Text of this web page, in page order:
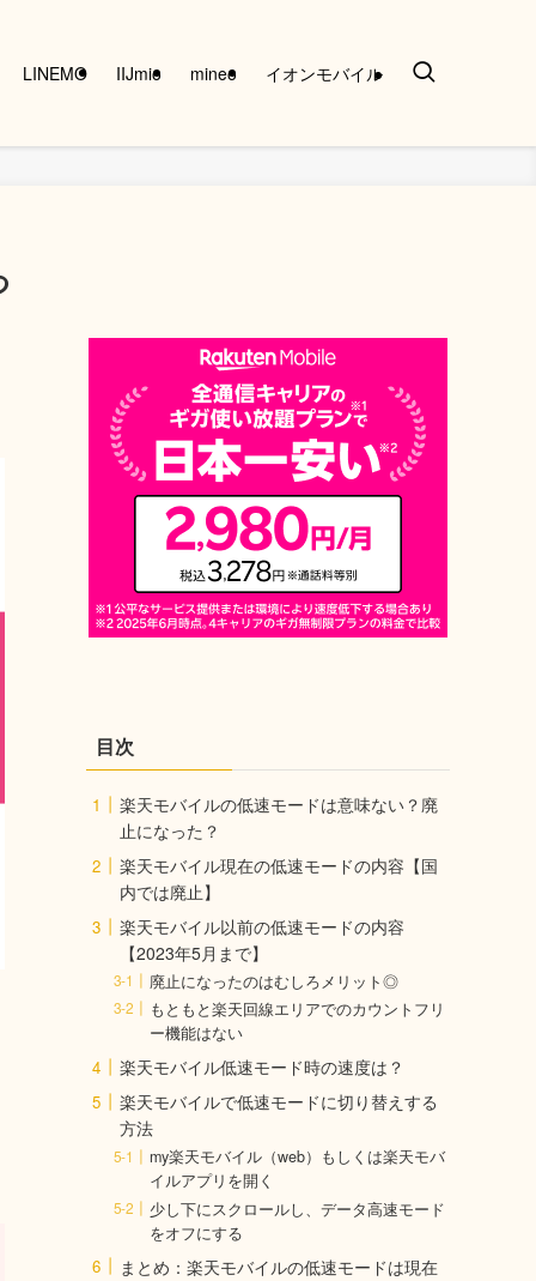
LINEMO IIJmio mineo イオンモバイル
目次
楽天モバイルの低速モードは意味ない？廃
止になった？
楽天モバイル現在の低速モードの内容【国
内では廃止】
楽天モバイル以前の低速モードの内容
【2023年5月まで】
廃止になったのはむしろメリット◎
もともと楽天回線エリアでのカウントフリ
ー機能はない
楽天モバイル低速モード時の速度は？
楽天モバイルで低速モードに切り替えする
方法
my楽天モバイル（web）もしくは楽天モバ
イルアプリを開く
少し下にスクロールし、データ高速モード
をオフにする
まとめ：楽天モバイルの低速モードは現在